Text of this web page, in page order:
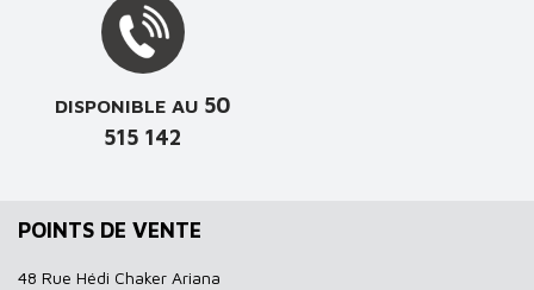
DISPONIBLE AU 50
515 142
POINTS DE VENTE
48 Rue Hédi Chaker Ariana